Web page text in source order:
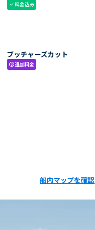
check料金込み
ブッチャーズカット
paid追加料金
船内マップを確認